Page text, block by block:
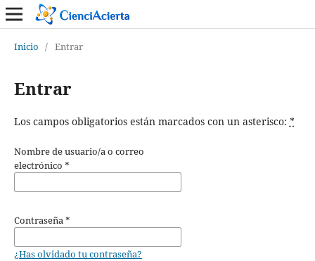
Inicio / Entrar
Entrar
Los campos obligatorios están marcados con un asterisco: *
Nombre de usuario/a o correo
electrónico *
Contraseña*
¿Has olvidado tu contraseña?